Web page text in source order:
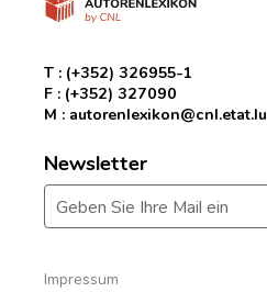
T : (+352) 326955-1
F : (+352) 327090
M : autorenlexikon@cnl.etat.lu
Newsletter
Impressum